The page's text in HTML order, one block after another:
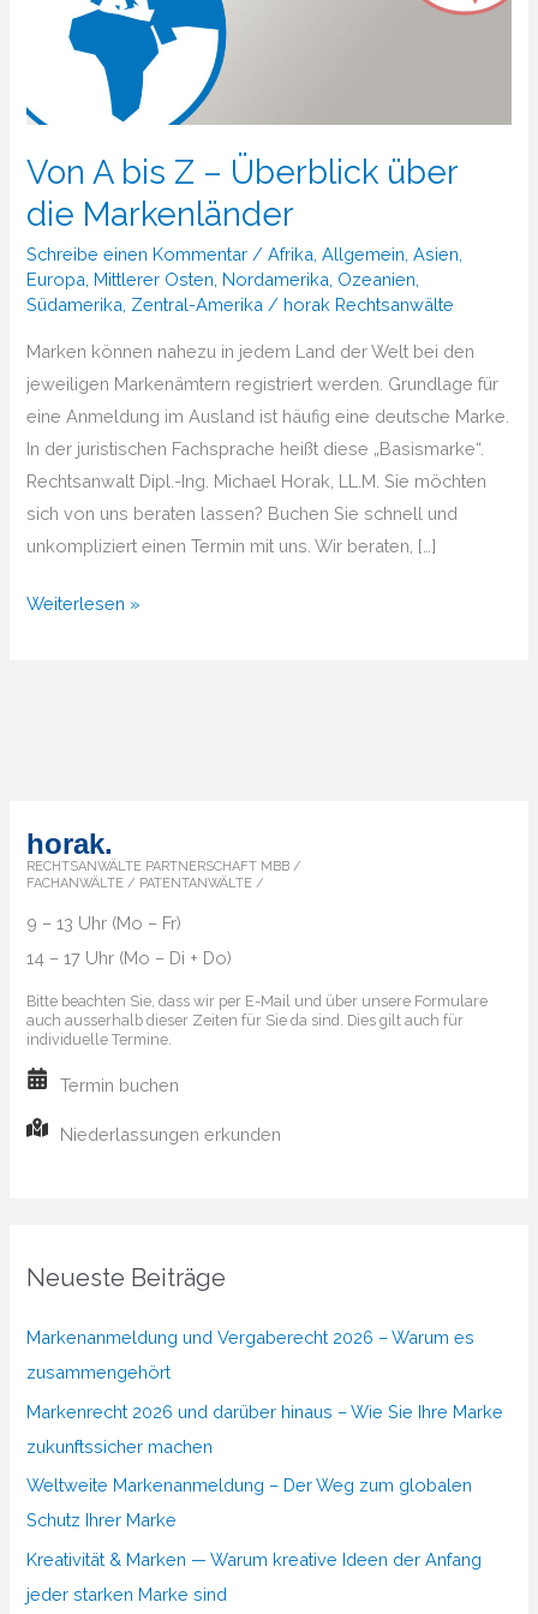
Von A bis Z – Überblick über
die Markenländer
Schreibe einen Kommentar /Afrika ,Allgemein ,Asien
Europa Mittlerer Osten Nordamerika Ozeanien
Südamerika Zentral-Amerika / horak Rechtsanwälte
Marken können nahezu in jedem Land der Welt bei den
jeweiligen Markenämtern registriert werden. Grundlage für
eine Anmeldung im Ausland ist häufig eine deutsche Marke.
In der juristischen Fachsprache heißt diese „Basismarke“.
Rechtsanwalt Dipl.-Ing. Michael Horak, LL.M. Sie möchten
sich von uns beraten lassen? Buchen Sie schnell und
unkompliziert einen Termin mit uns. Wir beraten, […]
Von
die
Markenländer
Weiterlesen »
horak.
RECHTSANWÄLTE PARTNERSCHAFT MBB /
FACHANWÄLTE / PATENTANWÄLTE /
9 – 13 Uhr (Mo – Fr)
14 – 17 Uhr (Mo – Di + Do)
Bitte beachten Sie, dass wir per E-Mail und über unsere Formulare
auch ausserhalb dieser Zeiten für Sie da sind. Dies gilt auch für
individuelle Termine.
Termin buchen
Niederlassungen erkunden
Neueste Beiträge
Markenanmeldung und Vergaberecht 2026 – Warum es
zusammengehört
Markenrecht 2026 und darüber hinaus – Wie Sie Ihre Marke
zukunftssicher machen
Weltweite Markenanmeldung – Der Weg zum globalen
Schutz Ihrer Marke
Kreativität & Marken — Warum kreative Ideen der Anfang
jeder starken Marke sind